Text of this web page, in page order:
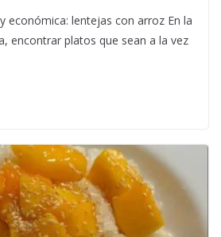
económica: lentejas con arroz En la
encontrar platos que sean a la vez